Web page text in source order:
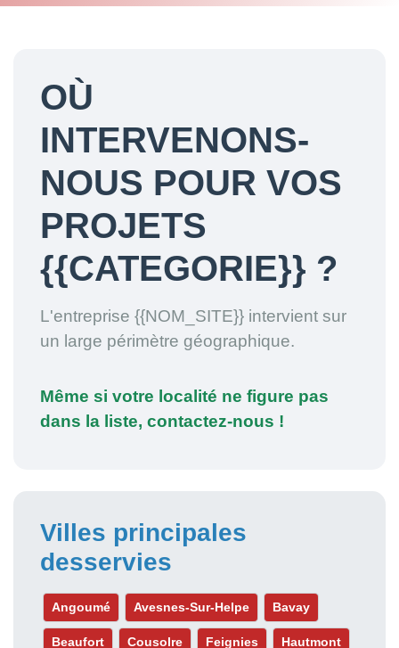
OÙ
INTERVENONS-
NOUS POUR VOS
PROJETS
{{CATEGORIE}} ?
L'entreprise {{NOM_SITE}} intervient sur
un large périmètre géographique.
Même si votre localité ne figure pas
dans la liste, contactez-nous !
Villes principales
desservies
Angoumé Avesnes-Sur-Helpe Bavay
Beaufort Cousolre Feignies Hautmont